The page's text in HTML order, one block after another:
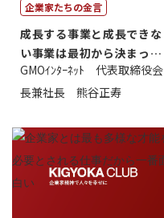
企業家たちの金言
成長する事業と成長できな
い事業は最初から決まって
いる
GMOｲﾝﾀｰﾈｯﾄ 代表取締役会
長兼社長 熊谷正寿